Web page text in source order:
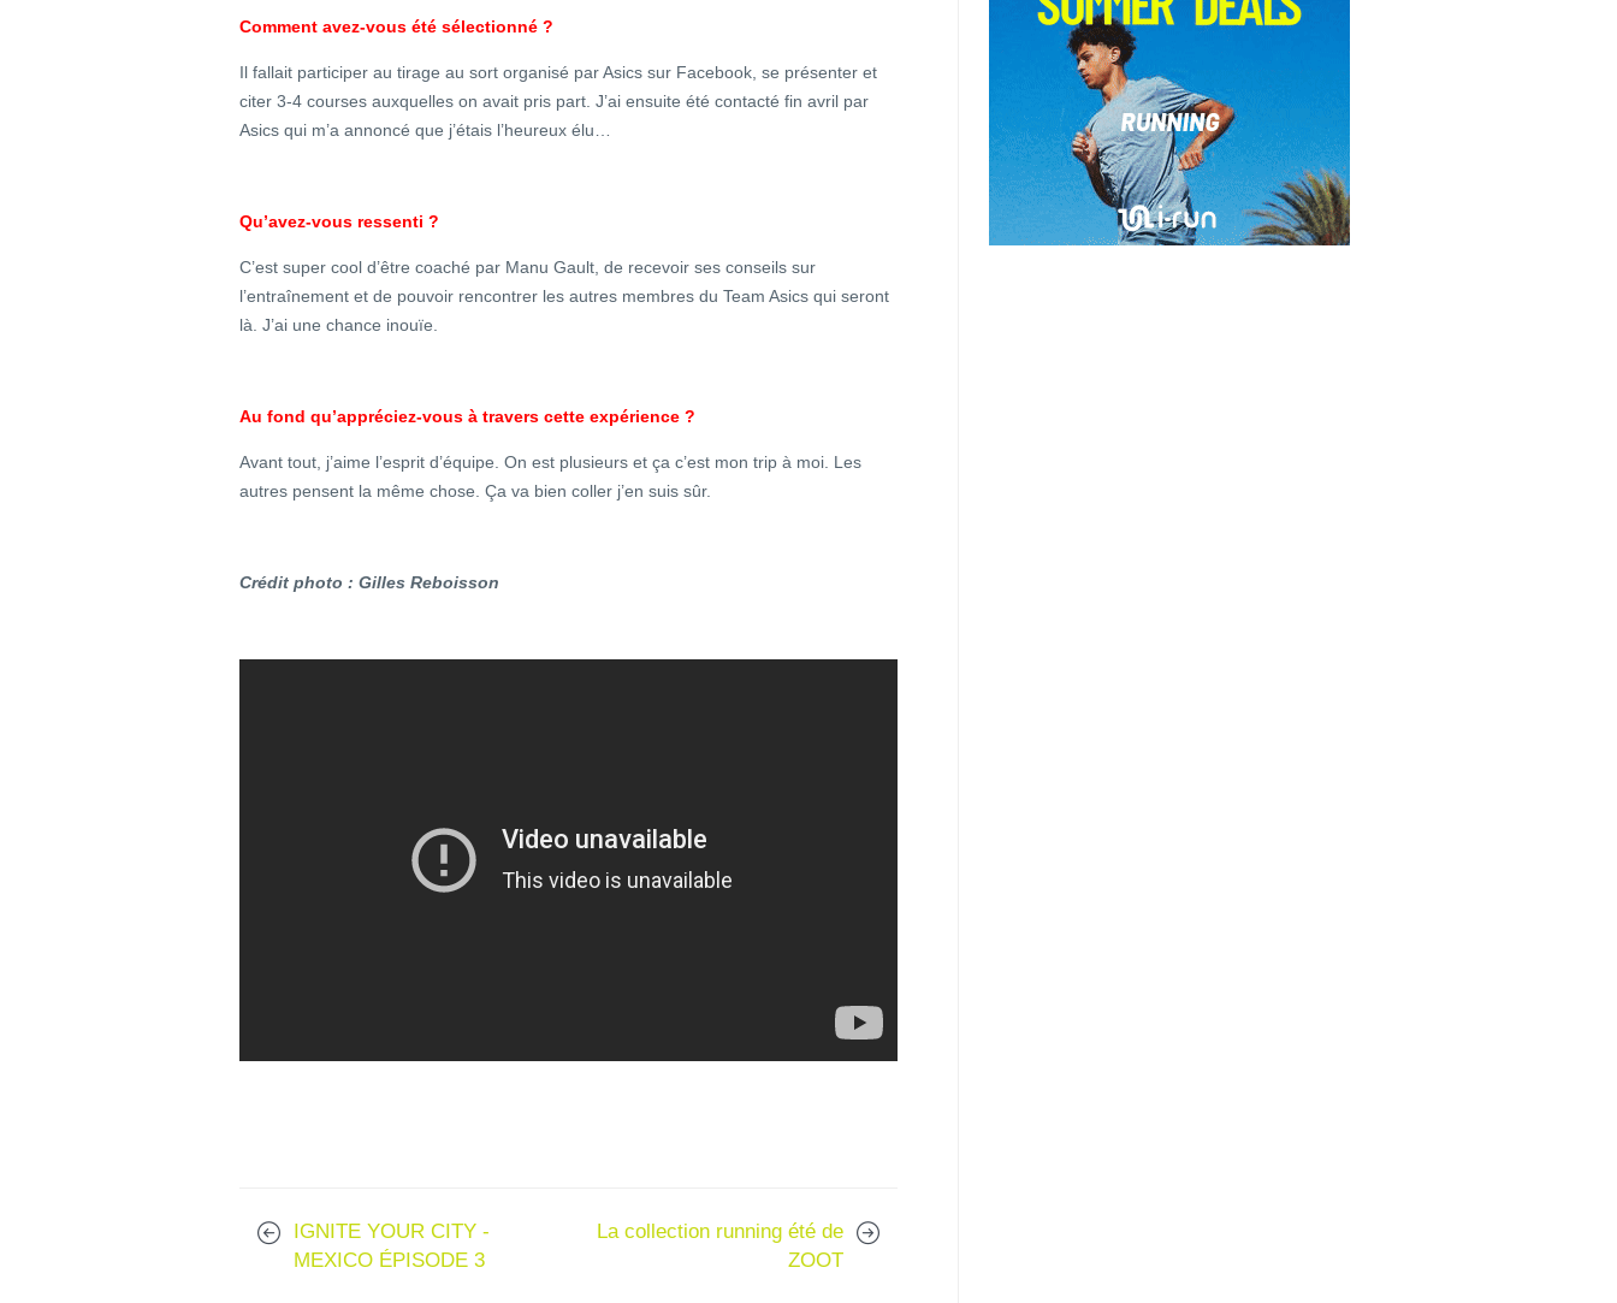
Comment avez-vous été sélectionné ?
Il fallait participer au tirage au sort organisé par Asics sur Facebook, se présenter et
citer 3-4 courses auxquelles on avait pris part. J’ai ensuite été contacté fin avril par
Asics qui m’a annoncé que j’étais l’heureux élu…
Qu’avez-vous ressenti ?
C’est super cool d’être coaché par Manu Gault, de recevoir ses conseils sur
l’entraînement et de pouvoir rencontrer les autres membres du Team Asics qui seront
là. J’ai une chance inouïe.
Au fond qu’appréciez-vous à travers cette expérience ?
Avant tout, j’aime l’esprit d’équipe. On est plusieurs et ça c’est mon trip à moi. Les
autres pensent la même chose. Ça va bien coller j’en suis sûr.
Crédit photo : Gilles Reboisson
IGNITE YOUR CITY -
MEXICO ÉPISODE 3
La collection running été de
ZOOT